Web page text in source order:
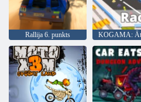
Rallija 6. punkts